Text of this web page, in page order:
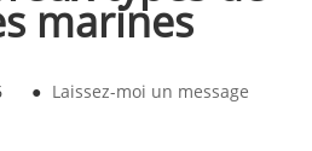
marines
● Laissez-moi un message